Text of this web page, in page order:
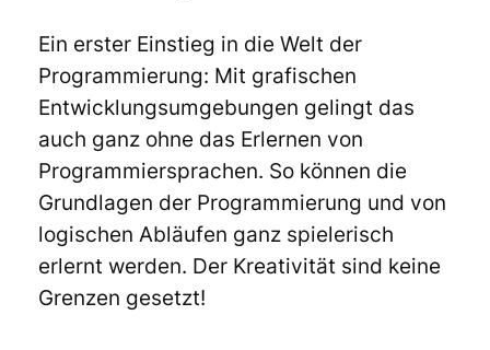
Ein erster Einstieg in die Welt der
Programmierung: Mit grafischen
Entwicklungsumgebungen gelingt das
auch ganz ohne das Erlernen von
Programmiersprachen. So können die
Grundlagen der Programmierung und von
logischen Abläufen ganz spielerisch
erlernt werden. Der Kreativität sind keine
Grenzen gesetzt!